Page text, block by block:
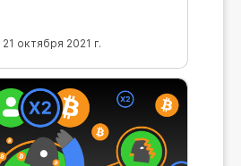
21 октября 2021 г.